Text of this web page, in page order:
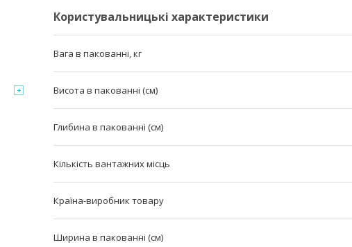
Користувальницькі характеристики
Вага в пакованні, кг
Висота в пакованні (см)
Глибина в пакованні (см)
Кількість вантажних місць
Країна-виробник товару
Ширина в пакованні (см)